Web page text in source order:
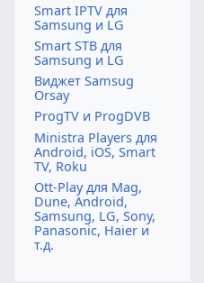
Smart IPTV для
Samsung и LG
Smart STB для
Samsung и LG
Виджет Samsug
Orsay
ProgTV и ProgDVB
Ministra Players для
Android, iOS, Smart
TV, Roku
Ott-Play для Mag,
Dune, Android,
Samsung, LG, Sony,
Panasonic, Haier и
т.д.